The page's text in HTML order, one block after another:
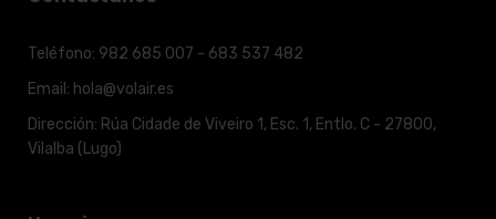
Teléfono: 982 685 007 - 683 537 482
Email: hola@volair.es
Dirección: Rúa Cidade de Viveiro 1, Esc. 1, Entlo. C - 27800,
Vilalba (Lugo)